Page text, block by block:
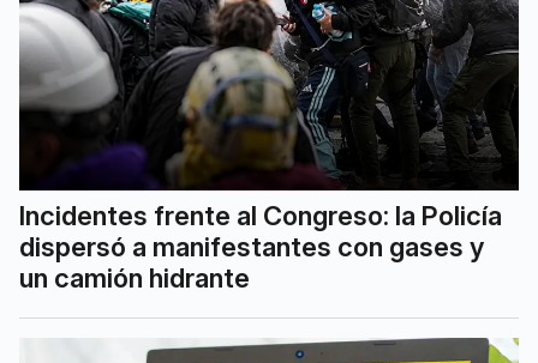
Incidentes frente al Congreso: la Policía
dispersó a manifestantes con gases y
un camión hidrante